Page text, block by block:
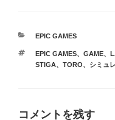
カ
ゴ
リ
EPIC GAMES
タ
グ
EPIC GAMES、 GAME、
STIGA、 TORO、 シミュ
コメントを残す